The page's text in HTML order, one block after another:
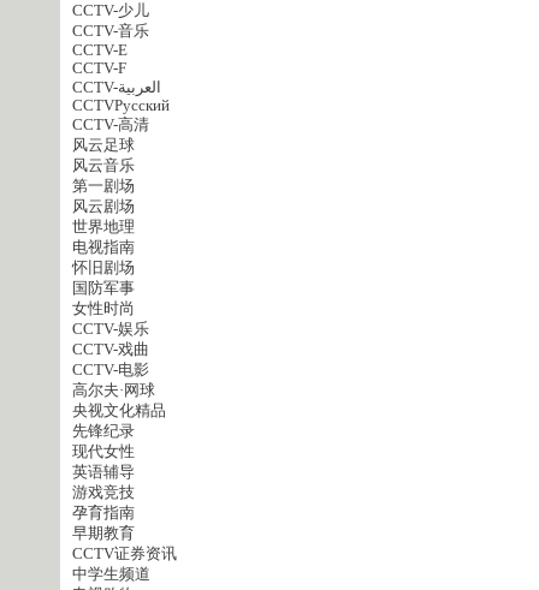
CCTV-少儿
CCTV-音乐
CCTV-E
CCTV-F
CCTV-العربية
CCTVPусский
CCTV-高清
风云足球
风云音乐
第一剧场
风云剧场
世界地理
电视指南
怀旧剧场
国防军事
女性时尚
CCTV-娱乐
CCTV-戏曲
CCTV-电影
高尔夫·网球
央视文化精品
先锋纪录
现代女性
英语辅导
游戏竞技
孕育指南
早期教育
CCTV证券资讯
中学生频道